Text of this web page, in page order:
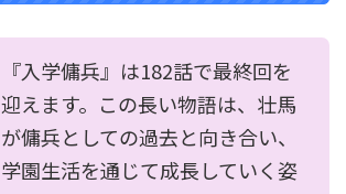
『入学傭兵』は182話で最終回を
迎えます。この長い物語は、壮馬
が傭兵としての過去と向き合い、
学園生活を通じて成長していく姿